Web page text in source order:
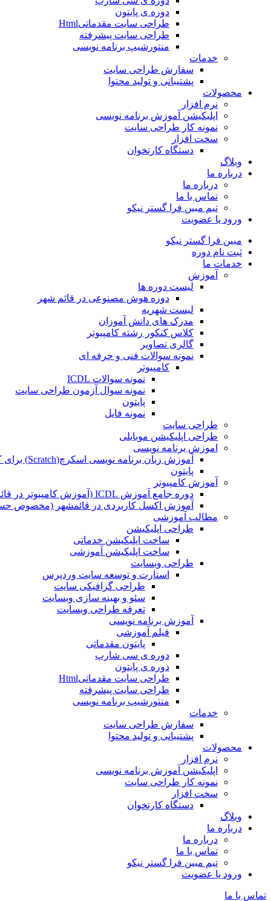
دوره ی پایتون
طراحی سایت مقدماتیHtml
طراحی سایت پیشرفته
منتورشیپ برنامه نویسی
خدمات
سفارش طراحی سایت
پشتیبانی و تولید محتوا
محصولات
نرم افزار
اپلیکیشن آموزش برنامه نویسی
نمونه کار طراحی سایت
سخت افزار
دستگاه کارتخوان
وبلاگ
درباره ما
درباره ما
تماس با ما
تیم مبین فرا گستر نیکو
ورود یا عضویت
مبین فرا گستر نیکو
ثبت نام دوره
خدمات ما
آموزش
لیست دوره ها
دوره هوش مصنوعی در قائم شهر
لیست شهریه
مدرک های دانش آموزان
کلاس کنکور رشته کامپیوتر
گالری تصاویر
نمونه سوالات فنی و حرفه ای
کامپیوتر
نمونه سوالات ICDL
نمونه سوال آزمون طراحی سایت
پایتون
نمونه فایل
طراحی سایت
طراحی اپلیکیشن موبایلی
اموزش برنامه نویسی
آموزش زبان برنامه نویسی اسکرچ(Scratch) برای کودکان
پایتون
آموزش کامپیوتر
دوره جامع آموزش ICDL (آموزش کامپیوتر در قائمشهر)
آموزش اکسل کاربردی در قائمشهر (مخصوص
مطالب آموزشی
طراحی اپلیکیشن
ساخت اپلیکیشن خدماتی
ساخت اپلیکیشن آموزشی
طراحی وبسایت
استارت و توسعه سایت وردپرس
طراحی گرافیکی سایت
سئو و بهینه سازی وبسایت
تعرفه طراحی وبسایت
آموزش برنامه نویسی
فیلم آموزشی
پایتون مقدماتی
دوره ی سی شارپ
دوره ی پایتون
طراحی سایت مقدماتیHtml
طراحی سایت پیشرفته
منتورشیپ برنامه نویسی
خدمات
سفارش طراحی سایت
پشتیبانی و تولید محتوا
محصولات
نرم افزار
اپلیکیشن آموزش برنامه نویسی
نمونه کار طراحی سایت
سخت افزار
دستگاه کارتخوان
وبلاگ
درباره ما
درباره ما
تماس با ما
تیم مبین فرا گستر نیکو
ورود یا عضویت
تماس با ما